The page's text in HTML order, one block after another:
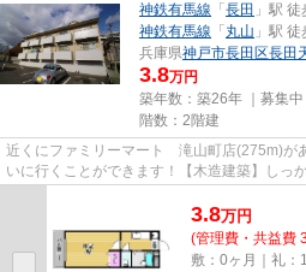
神鉄有馬線 「 長田 」駅
神鉄有馬線 「 丸山 」駅
兵庫県神戸市長田区長田
3.8万円
築年数：築26年 ｜募集中
階数：2階建
近くにファミリーマート 滝山町店(275m)が
いに行くことができます！【木造建築】しっ
3.8万円
(管理費・共益費
敷：0ヶ月｜礼：